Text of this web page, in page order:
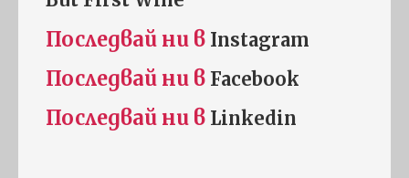
Последвай ни в Instagram
Последвай ни в Facebook
Последвай ни в Linkedin